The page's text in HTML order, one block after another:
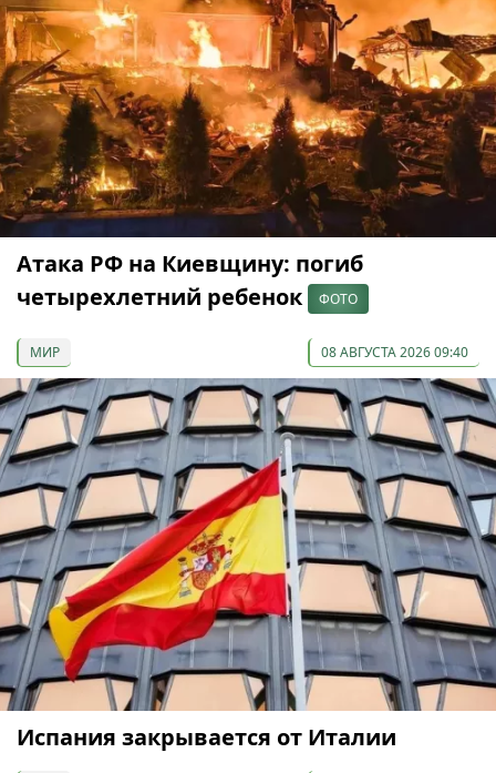
Атака РФ на Киевщину: погиб
четырехлетний ребенок
ФОТО
МИР 08 АВГУСТА 2026 09:40
Испания закрывается от Италии